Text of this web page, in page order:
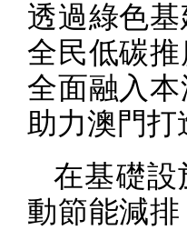
透過綠色
全民低碳
全面融入
助力澳門打
在基礎設
動節能減